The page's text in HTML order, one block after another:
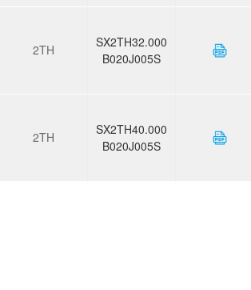
2TH
SX2TH32.000
B020J005S
2TH
SX2TH40.000
B020J005S